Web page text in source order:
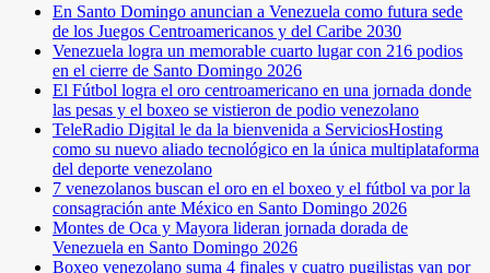
En Santo Domingo anuncian a Venezuela como futura sede
de los Juegos Centroamericanos y del Caribe 2030
Venezuela logra un memorable cuarto lugar con 216 podios
en el cierre de Santo Domingo 2026
El Fútbol logra el oro centroamericano en una jornada donde
las pesas y el boxeo se vistieron de podio venezolano
TeleRadio Digital le da la bienvenida a ServiciosHosting
como su nuevo aliado tecnológico en la única multiplataforma
del deporte venezolano
7 venezolanos buscan el oro en el boxeo y el fútbol va por la
consagración ante México en Santo Domingo 2026
Montes de Oca y Mayora lideran jornada dorada de
Venezuela en Santo Domingo 2026
Boxeo venezolano suma 4 finales y cuatro pugilistas van por